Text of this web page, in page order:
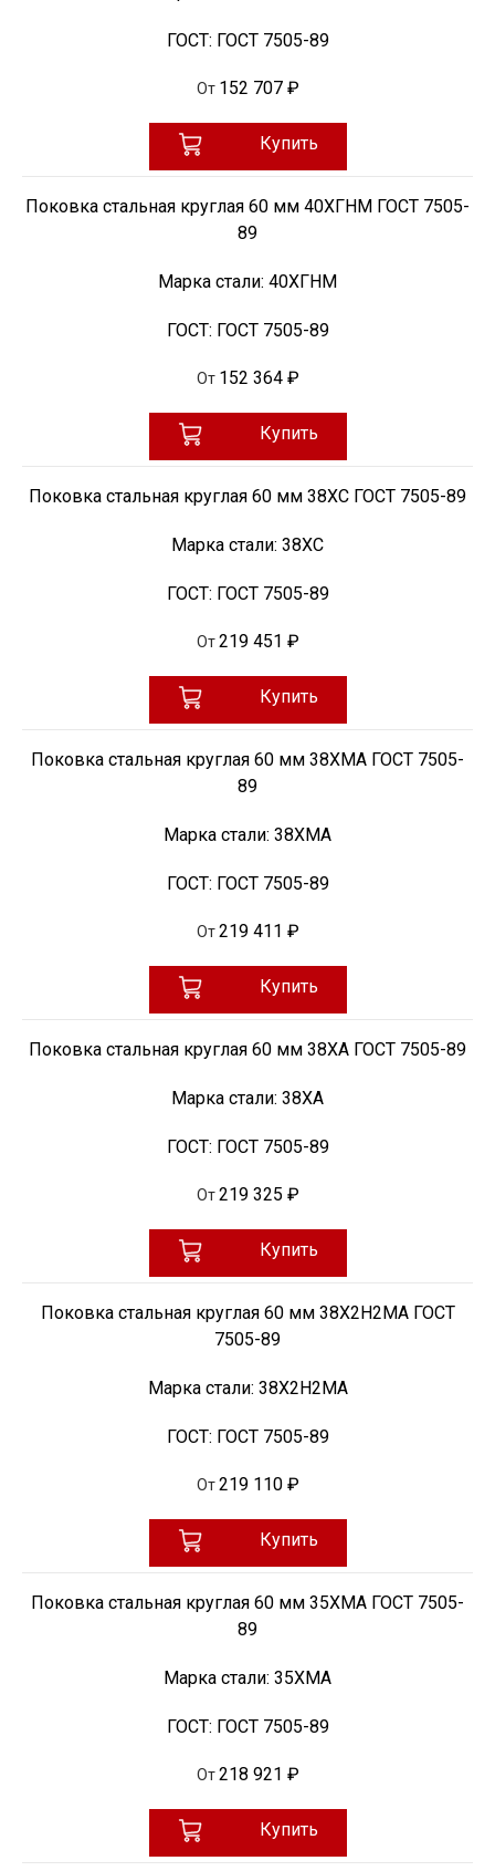
ГОСТ: ГОСТ 7505-89
От 152 707 ₽
Купить
Поковка стальная круглая 60 мм 40ХГНМ ГОСТ 7505-
89
Марка стали: 40ХГНМ
ГОСТ: ГОСТ 7505-89
От 152 364 ₽
Купить
Поковка стальная круглая 60 мм 38ХС ГОСТ 7505-89
Марка стали: 38ХС
ГОСТ: ГОСТ 7505-89
От 219 451 ₽
Купить
Поковка стальная круглая 60 мм 38ХМА ГОСТ 7505-
89
Марка стали: 38ХМА
ГОСТ: ГОСТ 7505-89
От 219 411 ₽
Купить
Поковка стальная круглая 60 мм 38ХА ГОСТ 7505-89
Марка стали: 38ХА
ГОСТ: ГОСТ 7505-89
От 219 325 ₽
Купить
Поковка стальная круглая 60 мм 38Х2Н2МА ГОСТ
7505-89
Марка стали: 38Х2Н2МА
ГОСТ: ГОСТ 7505-89
От 219 110 ₽
Купить
Поковка стальная круглая 60 мм 35ХМА ГОСТ 7505-
89
Марка стали: 35ХМА
ГОСТ: ГОСТ 7505-89
От 218 921 ₽
Купить